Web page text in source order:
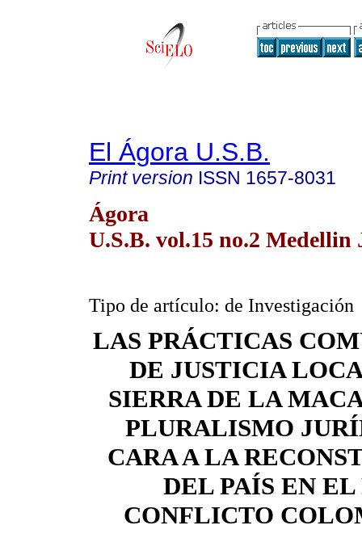
El Ágora U.S.B.
Print version ISSN 1657-8031
Ágora
U.S.B. vol.15 no.2 Medellin
Tipo de artículo: de Investigación
LAS PRÁCTICAS
DE JUSTICIA
SIERRA DE LA
PLURALISMO
CARA A LA
DEL PAÍS EN EL
CONFLICTO